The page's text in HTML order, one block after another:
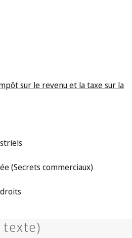
sur le revenu et la taxe sur la
(Secrets commerciaux)